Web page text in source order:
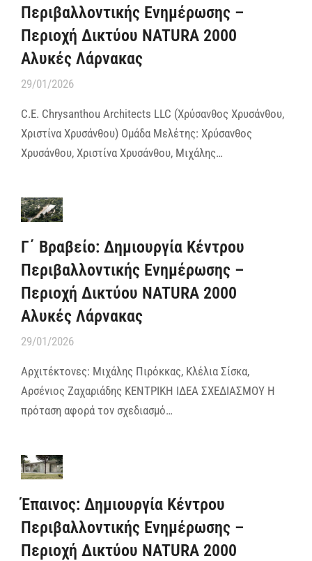
Περιβαλλοντικής Ενημέρωσης –
Περιοχή Δικτύου NATURA 2000
Αλυκές Λάρνακας
29/01/2026
C.E. Chrysanthou Architects LLC (Xρύσανθος Χρυσάνθου,
Χριστίνα Χρυσάνθου) Ομάδα Μελέτης: Χρύσανθος
Χρυσάνθου, Χριστίνα Χρυσάνθου, Μιχάλης…
Γ΄ Βραβείο: Δημιουργία Κέντρου
Περιβαλλοντικής Ενημέρωσης –
Περιοχή Δικτύου NATURA 2000
Αλυκές Λάρνακας
29/01/2026
Αρχιτέκτονες: Μιχάλης Πιρόκκας, Κλέλια Σίσκα,
Αρσένιος Ζαχαριάδης ΚΕΝΤΡΙΚΗ ΙΔΕΑ ΣΧΕΔΙΑΣΜΟΥ Η
πρόταση αφορά τον σχεδιασμό…
Έπαινος: Δημιουργία Κέντρου
Περιβαλλοντικής Ενημέρωσης –
Περιοχή Δικτύου NATURA 2000